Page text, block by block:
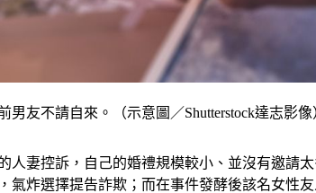
友不請自來。（示意圖／Shutterstock達志影像
人妻控訴，自己的婚禮規模較小、並沒有邀請
氣炸選擇提告詐欺；而在事件發酵後該名女性友